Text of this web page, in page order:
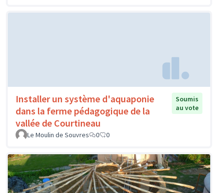
Installer un système d'aquaponie
dans la ferme pédagogique de la
vallée de Courtineau
Soumis
au vote
Le Moulin de Souvres 0 0